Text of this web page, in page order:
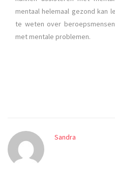
mentaal helemaal gezond kan
te weten over
met mentale problemen.
Sandra